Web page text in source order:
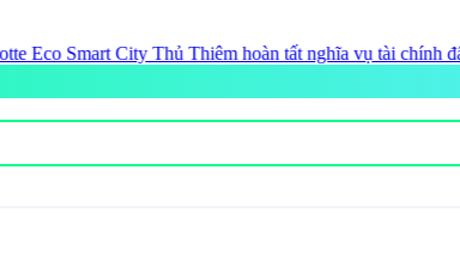
hoàn tất nghĩa vụ tài chính đất đai hơn 17.569 tỷ đồng •